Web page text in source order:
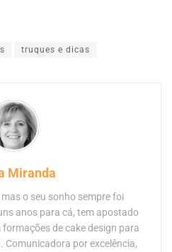
truques e dicas
Miranda
o seu sonho sempre foi
anos para cá, tem apostado
de cake design para
Comunicadora por excelência,